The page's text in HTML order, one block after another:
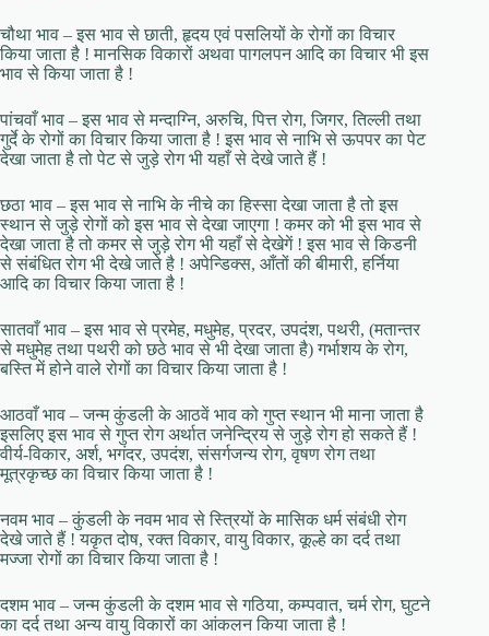
चौथा भाव – इस भाव से छाती, हृदय एवं पसलियों के रोगों का विचार
किया जाता है ! मानसिक विकारों अथवा पागलपन आदि का विचार भी इस
भाव से किया जाता है !
पांचवाँ भाव – इस भाव से मन्दाग्नि, अरुचि, पित्त रोग, जिगर, तिल्ली तथा
गुर्दे के रोगों का विचार किया जाता है ! इस भाव से नाभि से ऊपपर का पेट
देखा जाता है तो पेट से जुड़े रोग भी यहाँ से देखे जाते हैं !
छठा भाव – इस भाव से नाभि के नीचे का हिस्सा देखा जाता है तो इस
स्थान से जुड़े रोगों को इस भाव से देखा जाएगा ! कमर को भी इस भाव से
देखा जाता है तो कमर से जुड़े रोग भी यहाँ से देखेगें ! इस भाव से किडनी
से संबंधित रोग भी देखे जाते है ! अपेन्डिक्स, आँतों की बीमारी, हर्निया
आदि का विचार किया जाता है !
सातवाँ भाव – इस भाव से प्रमेह, मधुमेह, प्रदर, उपदंश, पथरी, (मतान्तर
से मधुमेह तथा पथरी को छठे भाव से भी देखा जाता है) गर्भाशय के रोग,
बस्ति में होने वाले रोगों का विचार किया जाता है !
आठवाँ भाव – जन्म कुंडली के आठवें भाव को गुप्त स्थान भी माना जाता है
इसलिए इस भाव से गुप्त रोग अर्थात जनेन्द्रिय से जुड़े रोग हो सकते हैं !
वीर्य-विकार, अर्श, भगंदर, उपदंश, संसर्गजन्य रोग, वृषण रोग तथा
मूत्रकृच्छ का विचार किया जाता है !
नवम भाव – कुंडली के नवम भाव से स्त्रियों के मासिक धर्म संबंधी रोग
देखे जाते हैं ! यकृत दोष, रक्त विकार, वायु विकार, कूल्हे का दर्द तथा
मज्जा रोगों का विचार किया जाता है !
दशम भाव – जन्म कुंडली के दशम भाव से गठिया, कम्पवात, चर्म रोग, घुटने
का दर्द तथा अन्य वायु विकारों का आंकलन किया जाता है !